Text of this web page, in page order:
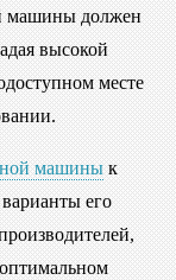
машины должен
высокой
месте
машины к
его